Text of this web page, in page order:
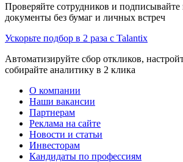
Проверяйте сотрудников и подписывайте
документы без бумаг и личных встреч
Ускорьте подбор в 2 раза с Talantix
Автоматизируйте сбор откликов,
собирайте аналитику в 2 клика
О компании
Наши вакансии
Партнерам
Реклама на сайте
Новости и статьи
Инвесторам
Кандидаты по профессиям